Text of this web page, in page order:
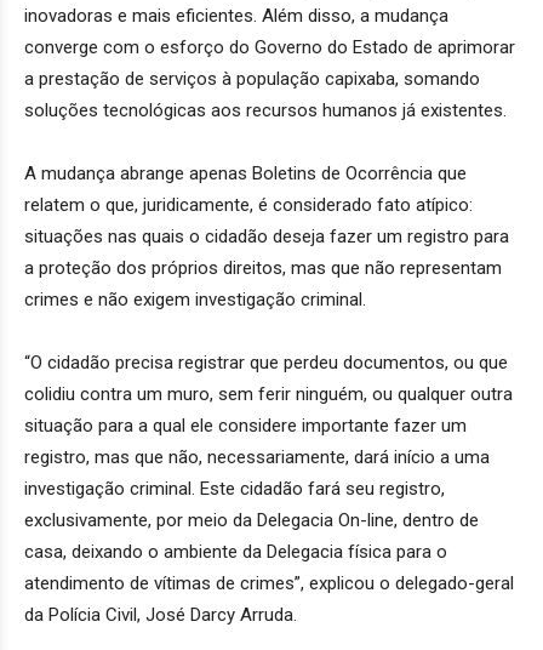
inovadoras e mais eficientes. Além disso, a mudança
converge com o esforço do Governo do Estado de aprimorar
a prestação de serviços à população capixaba, somando
soluções tecnológicas aos recursos humanos já existentes.
A mudança abrange apenas Boletins de Ocorrência que
relatem o que, juridicamente, é considerado fato atípico:
situações nas quais o cidadão deseja fazer um registro para
a proteção dos próprios direitos, mas que não representam
crimes e não exigem investigação criminal.
“O cidadão precisa registrar que perdeu documentos, ou que
colidiu contra um muro, sem ferir ninguém, ou qualquer outra
situação para a qual ele considere importante fazer um
registro, mas que não, necessariamente, dará início a uma
investigação criminal. Este cidadão fará seu registro,
exclusivamente, por meio da Delegacia On-line, dentro de
casa, deixando o ambiente da Delegacia física para o
atendimento de vítimas de crimes”, explicou o delegado-geral
da Polícia Civil, José Darcy Arruda.